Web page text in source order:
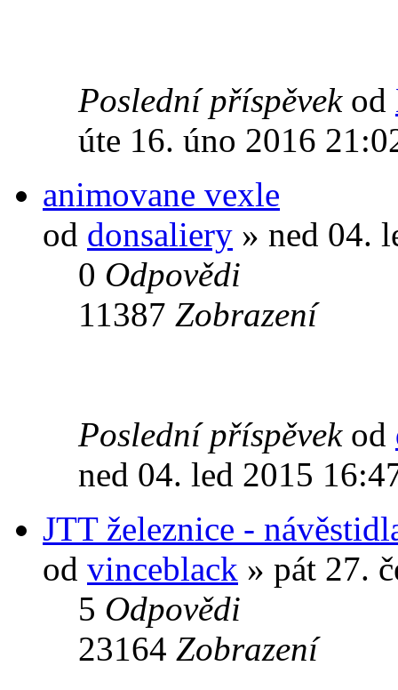
Poslední příspěvek od
úte 16. úno 2016
animovane vexle
od donsaliery » ned 04.
0 Odpovědi
11387 Zobrazení
Poslední příspěvek od
ned 04. led 2015
JTT železnice -
od vinceblack » pát 27.
5 Odpovědi
23164 Zobrazení